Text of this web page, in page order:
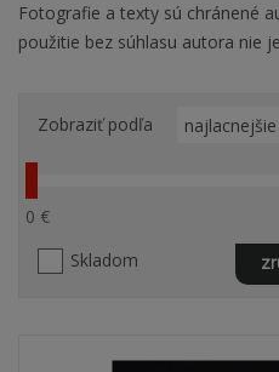
Fotografie a texty sú chránené
použitie bez súhlasu autora nie
0 €
Skladom
Zobraziť podľa